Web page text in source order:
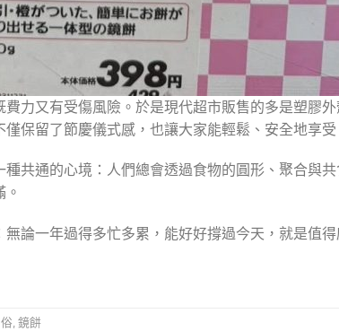
力又有受傷風險。於是現代超市販售的多是塑膠
保留了節慶儀式感，也讓大家能輕鬆、安全地享
共通的心境：人們總會透過食物的圓形、聚合與
論一年過得多忙多累，能好好撐過今天，就是值
, 鏡餅